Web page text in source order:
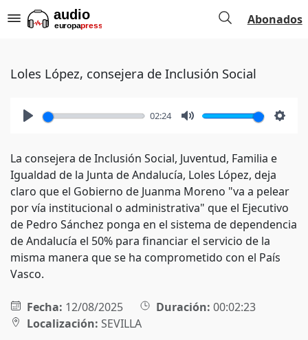
Abonados
Loles López, consejera de Inclusión Social
02:24
La consejera de Inclusión Social, Juventud, Familia e
Igualdad de la Junta de Andalucía, Loles López, deja
claro que el Gobierno de Juanma Moreno "va a pelear
por vía institucional o administrativa" que el Ejecutivo
de Pedro Sánchez ponga en el sistema de dependencia
de Andalucía el 50% para financiar el servicio de la
misma manera que se ha comprometido con el País
Vasco.
Fecha: 12/08/2025 Duración: 00:02:23
Localización: SEVILLA